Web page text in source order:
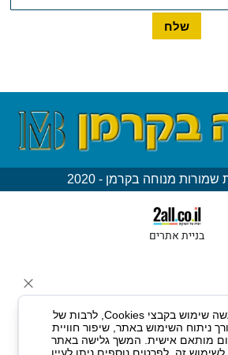
שמורות מנוחה בקרמן - 2020
בניית אתרים
לידיעתך, באתרנו נעשה שימוש בקבצי Cookies, לרבות של
ניתוח השימוש באתר, שיפור חוויית
מותאם אישית. המשך גלישה באתר